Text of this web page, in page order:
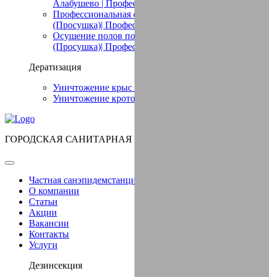
Алабушево | Профессиональные услуги
Профессиональная сушка в Алабушево
(Просушка)| Профессиональные услуги
Осушение полов после потопа в Алабушево
(Просушка)| Профессиональные услуги
Дератизация
Уничтожение крыс в Алабушево
Уничтожение кротов в Алабушево
ГОРОДСКАЯ САНИТАРНАЯ СЛУЖБА
Частная санэпидемстанция СЭС в Алабушево
О компании
Статьи
Акции
Вакансии
Контакты
Услуги
Дезинсекция